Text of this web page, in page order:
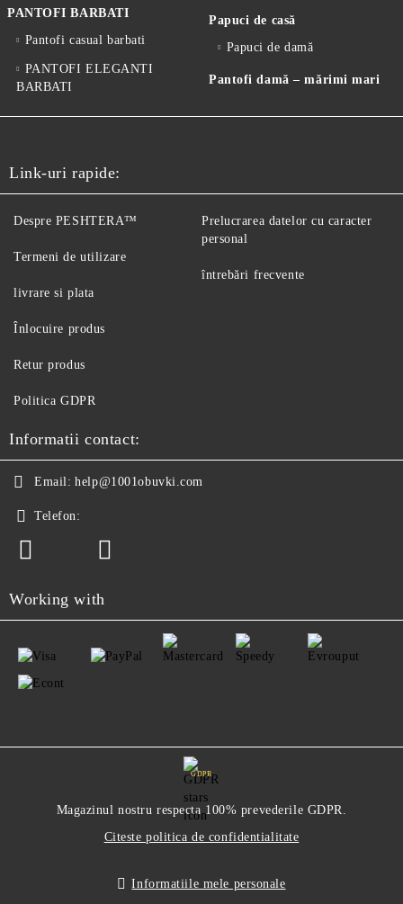
PANTOFI BARBATI
Pantofi casual barbati
PANTOFI ELEGANTI
BARBATI
Papuci de casă
Papuci de damă
Pantofi damă – mărimi mari
Link-uri rapide:
Despre PESHTERA™
Termeni de utilizare
livrare si plata
Înlocuire produs
Retur produs
Politica GDPR
Prelucrarea datelor cu caracter
personal
întrebări frecvente
Informatii contact:
Email: help@1001obuvki.com
Telefon:
Working with
GDPR
Magazinul nostru respecta 100% prevederile GDPR.
Citeste politica de confidentialitate
Informatiile mele personale